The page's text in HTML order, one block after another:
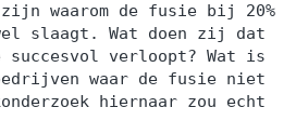
waarom de fusie bij 20%
slaagt. Wat doen zij dat
succesvol verloopt? Wat is
waar de fusie niet
hiernaar zou echt